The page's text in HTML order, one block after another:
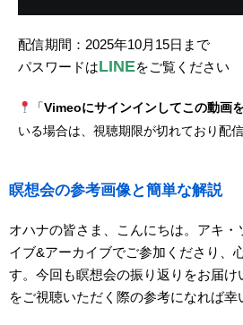
配信期間：2025年10月15日まで
パスワードはLINEをご覧ください
「Vimeoにサインインしてこの動画
いる場合は、視聴期限が切れており配
瞑想会の参考画像と簡単な解説
オハナの皆さま、こんにちは。アキ・
イブ&アーカイブでご参加くださり、
す。今回も瞑想会の振り返りをお届
をご視聴いただく際の参考になれば幸